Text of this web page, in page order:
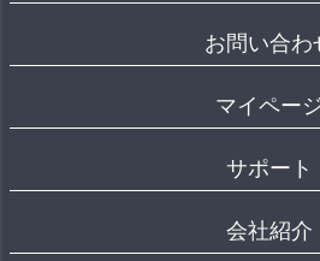
お問い合わ
マイペー
サポート
会社紹介